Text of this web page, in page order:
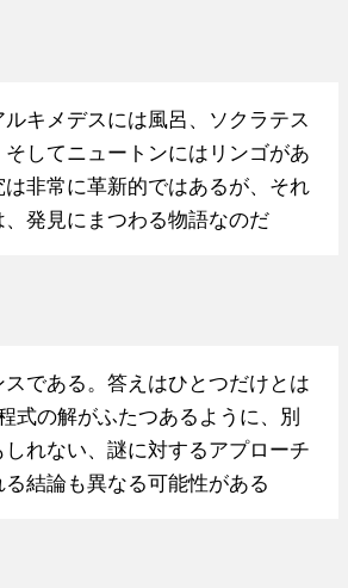
キメデスには風呂、ソクラテス
してニュートンにはリンゴがあ
は非常に革新的ではあるが、それ
、発見にまつわる物語なのだ
である。答えはひとつだけとは
式の解がふたつあるように、別
れない、謎に対するアプローチ
結論も異なる可能性がある